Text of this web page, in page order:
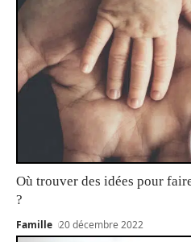
Où trouver des idées pour
?
Famille 20 décembre 2022